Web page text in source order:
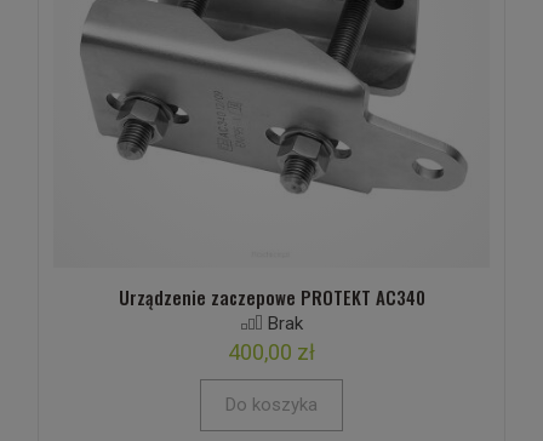
Urządzenie zaczepowe PROTEKT AC340
Brak
400,00 zł
Do koszyka